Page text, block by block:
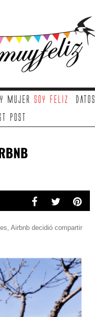
mujer soy feliz Datos
Post
Airbnb decidió compartir